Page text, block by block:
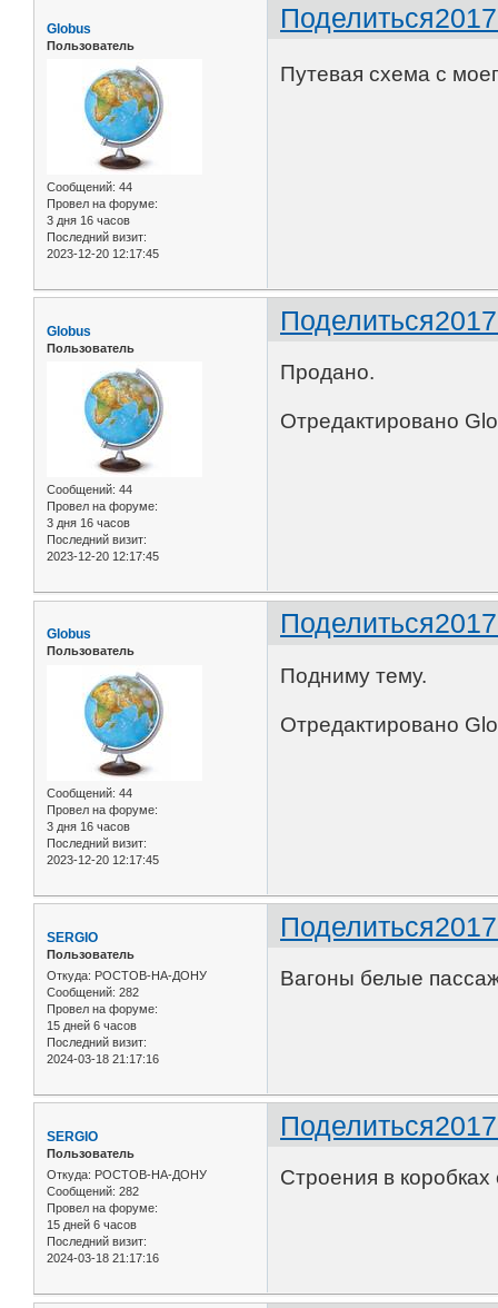
Поделиться
Globus
Пользователь
Сообщений: 44
Провел на форуме:
3 дня 16 часов
Последний визит:
2023-12-20 12:17:45
Путевая схема с
Поделиться
Globus
Пользователь
Сообщений: 44
Провел на форуме:
3 дня 16 часов
Последний визит:
2023-12-20 12:17:45
Продано.
Отредактировано
Поделиться
Globus
Пользователь
Сообщений: 44
Провел на форуме:
3 дня 16 часов
Последний визит:
2023-12-20 12:17:45
Подниму тему.
Отредактировано
Поделиться
SERGIO
Пользователь
Откуда: РОСТОВ-НА-ДОНУ
Сообщений: 282
Провел на форуме:
15 дней 6 часов
Последний визит:
2024-03-18 21:17:16
Вагоны белые
Поделиться
SERGIO
Пользователь
Откуда: РОСТОВ-НА-ДОНУ
Сообщений: 282
Провел на форуме:
15 дней 6 часов
Последний визит:
2024-03-18 21:17:16
Строения в коробках